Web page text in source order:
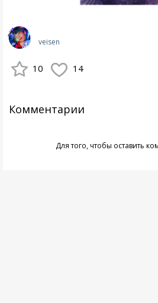
veisen
10 14
Комментарии
Для того, чтобы оставить